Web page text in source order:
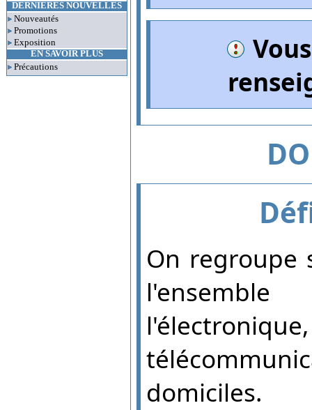
On regroupe
domiciles.
DERNIERES NOUVELLES
Nouveautés
Promotions
Exposition
EN SAVOIR PLUS
Précautions